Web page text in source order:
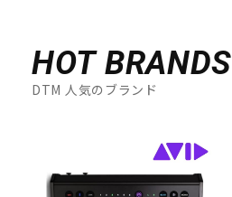
HOT BRANDS
DTM 人気のブランド